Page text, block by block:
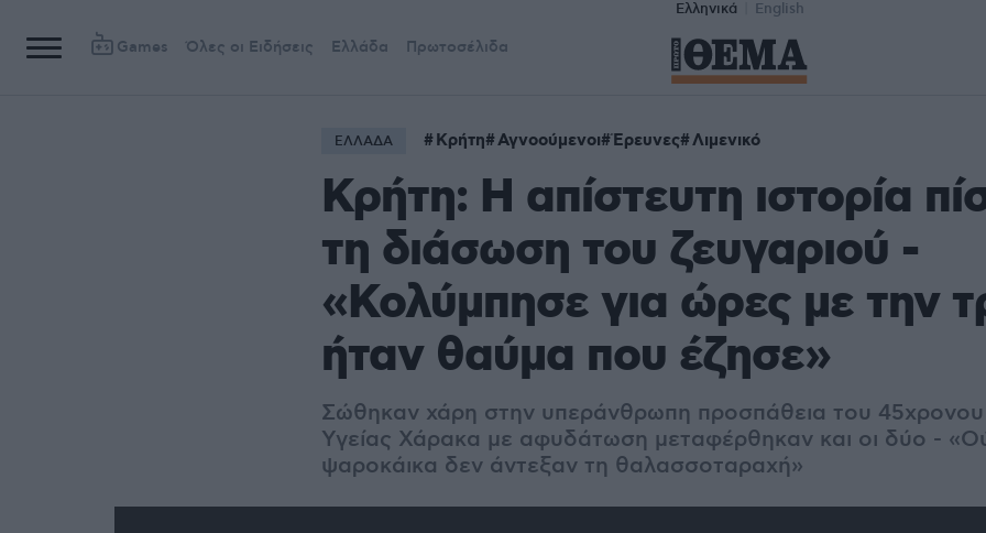
Ελληνικά English
Games Όλες οι Ειδήσεις Ελλάδα Πρωτοσέλιδα
ΕΛΛΑΔΑ Κρήτη Αγνοούμενοι Έρευνες Λιμενικό
Κρήτη: Η απίστευτη ιστορία
τη διάσωση του ζευγαριού -
«Κολύμπησε για ώρες με την
ήταν θαύμα που έζησε»
Σώθηκαν χάρη στην υπεράνθρωπη προσπάθεια του
Υγείας Χάρακα με αφυδάτωση μεταφέρθηκαν και οι δύο -
ψαροκάικα δεν άντεξαν τη θαλασσοταραχή»